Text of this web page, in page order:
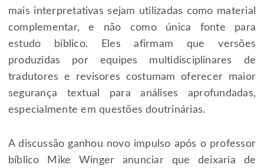
mais interpretativas sejam utilizadas como material
complementar, e não como única fonte para
estudo bíblico. Eles afirmam que versões
produzidas por equipes multidisciplinares de
tradutores e revisores costumam oferecer maior
segurança textual para análises aprofundadas,
especialmente em questões doutrinárias.
A discussão ganhou novo impulso após o professor
bíblico Mike Winger anunciar que deixaria de